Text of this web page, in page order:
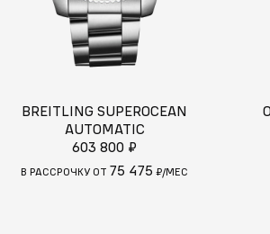
BREITLING SUPEROCEAN
AUTOMATIC
603 800 ₽
В РАССРОЧКУ ОТ 75 475 ₽/МЕС